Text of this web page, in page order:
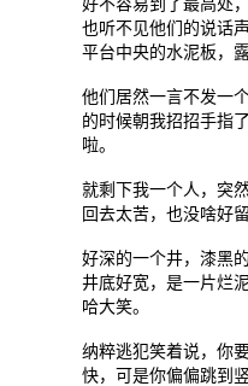
也听不见他们的说话
平台中央的水泥板，
他们居然一言不发一
的时候朝我招招手指
啦。
就剩下我一个人，突
回去太苦，也没啥好
好深的一个井，漆黑
井底好宽，是一片烂
哈大笑。
纳粹逃犯笑着说，你
快，可是你偏偏跳到